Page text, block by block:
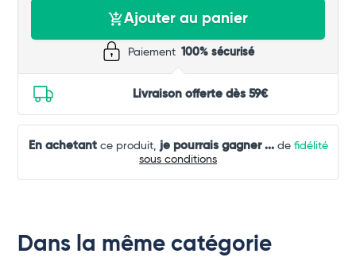
Ajouter au panier
Paiement 100% sécurisé
Livraison offerte dès 59€
En achetantce produit, je pourrais gagner ...de fidélité
sous conditions
Dans la même catégorie